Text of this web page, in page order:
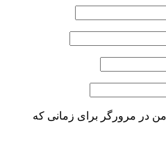
من در مرورگر برای زمانی که